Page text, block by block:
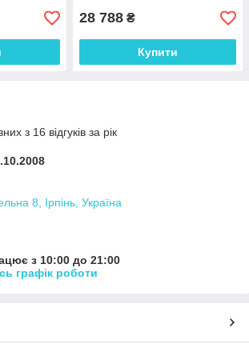
28 788 ₴
Купити
з 16 відгуків за рік
8, Ірпінь, Україна
з 10:00 до 21:00
графік роботи